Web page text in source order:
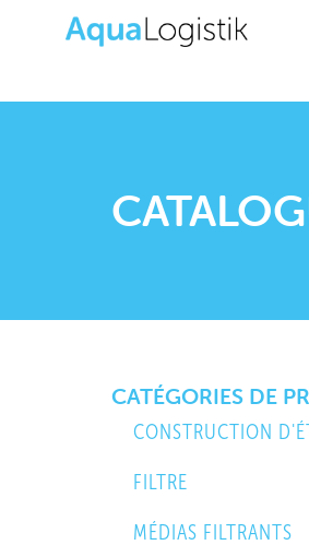
CATÉGORIES DE
CONSTRUCTION
FILTRE
MÉDIAS FILTRANTS